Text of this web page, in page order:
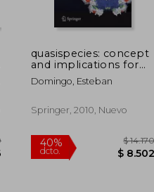
40%
quasispecies: concept
and implications for
virology (en Inglés)
Domingo, Esteban
Springer, 2010, Nuevo